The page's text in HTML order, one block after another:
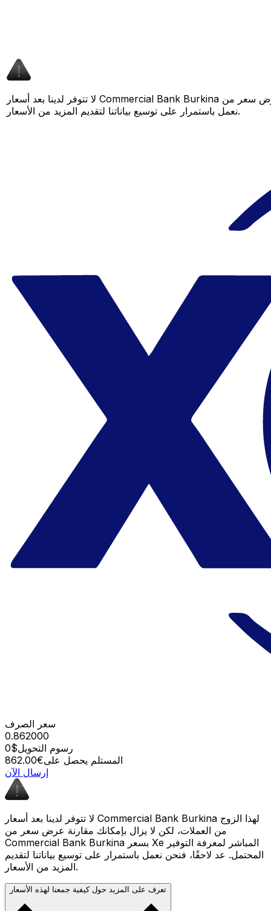
لا تتوفر لدينا بعد أسعار Commercial Bank Burkina لهذا الزوج من العملات، لكن لا يزال بإمكانك مقارنة عرض سعر من Commercial Bank Burkina بسعر Xe المباشر لمعرفة التوفير المحتمل. عد لاحقًا، فنحن
نعمل باستمرار على توسيع بياناتنا لتقديم المزيد من الأسعار.
سعر الصرف
0.862000
رسوم التحويل$0
المستلم يحصل على€862.00
إرسال الآن
لا تتوفر لدينا بعد أسعار Commercial Bank Burkina لهذا الزوج
من العملات، لكن لا يزال بإمكانك مقارنة عرض سعر من
Commercial Bank Burkina بسعر Xe المباشر لمعرفة التوفير
المحتمل. عد لاحقًا، فنحن نعمل باستمرار على توسيع بياناتنا لتقديم
المزيد من الأسعار.
تعرف على المزيد حول كيفية جمعنا لهذه الأسعار